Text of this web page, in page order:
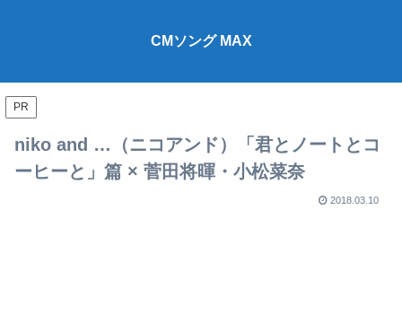
CMソング MAX
PR
niko and …（ニコアンド）「君とノートとコ
ーヒーと」篇 × 菅田将暉・小松菜奈
2018.03.10